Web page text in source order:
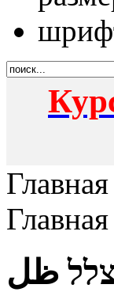
Главная
Главная
ظل